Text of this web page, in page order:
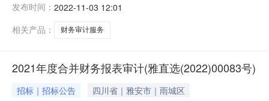
暂无中介服务完成期限要求20天竞价价格区间暂无二、
的中
发布时间： 2022-11-03 12:01
相关产品：
财务审计服务
2021年度合并财务报表审计(雅直选(2022)00083号)
招标｜招标公告
四川省｜雅安市｜雨城区